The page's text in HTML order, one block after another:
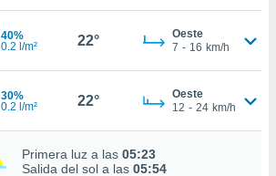
40%
0.2 l/m²
22°
Oeste
7 - 16 km/h
30%
0.2 l/m²
22°
Oeste
12 - 24 km/h
Primera luz a las 05:23
Salida del sol a las 05:54